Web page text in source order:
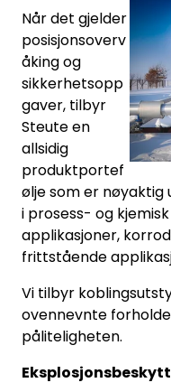
Når det gjelder
posisjonsoverv
åking og
sikkerhetsopp
gaver, tilbyr
Steute en
allsidig
produktportef
ølje som er
i prosess- og
applikasjoner,
frittstående
Vi tilbyr
ovennevnte
påliteligheten.
Nytt og Nyttig
Bærekraft